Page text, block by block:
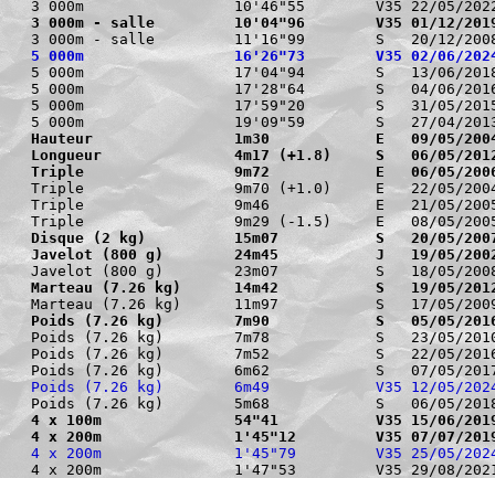
3 000m - salle         10'04"96        V35 01/12/2019
5 000m                 16'26"73        V35 02/06/2024
5 000m                 17'04"94        S   13/06/2018
5 000m                 17'28"64        S   04/06/2016
5 000m                 17'59"20        S   31/05/2015
Hauteur                1m30            E   09/05/
Longueur               4m17 (+1.8)     S   06/05/2012
Triple                 9m72            E   06/05/2006
Triple                 9m70 (+1.0)     E   22/05/
Triple                 9m46            E   21/05/2005
Disque (2 kg)          15m07           S   20/05/
Javelot (800 g)        24m45           J   19/05/
Marteau (7.26 kg)      14m42           S   19/05/2012
Poids (7.26 kg)        7m90            S   05/05/2016
Poids (7.26 kg)        7m78            S   23/05/2010
Poids (7.26 kg)        7m52            S   22/05/2016
Poids (7.26 kg)        6m49            V35 12/05/2024
4 x 100m               54"41           V35 15/06/
4 x 200m               1'45"12         V35 07/07/2019
4 x 200m               1'45"79         V35 25/05/